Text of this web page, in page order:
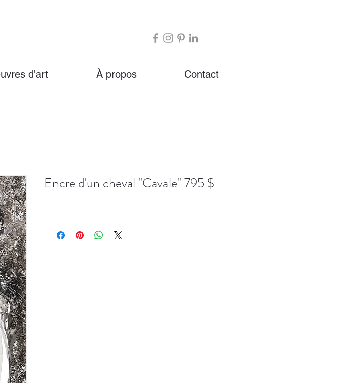
d'art À propos Contact
Encre d'un cheval ''Cavale'' 795 $